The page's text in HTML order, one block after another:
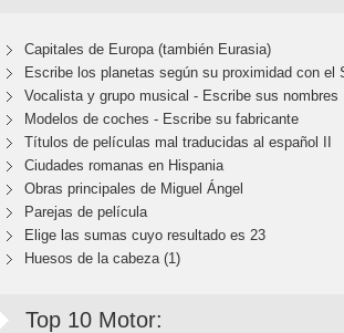
Capitales de Europa (también Eurasia)
Escribe los planetas según su proximidad con el
Vocalista y grupo musical - Escribe sus nombres
Modelos de coches - Escribe su fabricante
Títulos de películas mal traducidas al español II
Ciudades romanas en Hispania
Obras principales de Miguel Ángel
Parejas de película
Elige las sumas cuyo resultado es 23
Huesos de la cabeza (1)
Top 10 Motor: